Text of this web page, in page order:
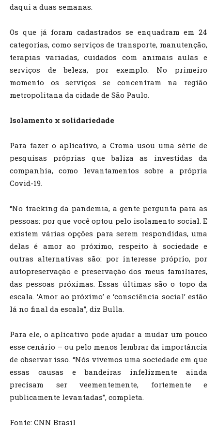
daqui a duas semanas.
Os que já foram cadastrados se enquadram em 24
categorias, como serviços de transporte, manutenção,
terapias variadas, cuidados com animais aulas e
serviços de beleza, por exemplo. No primeiro
momento os serviços se concentram na região
metropolitana da cidade de São Paulo.
Isolamento x solidariedade
Para fazer o aplicativo, a Croma usou uma série de
pesquisas próprias que baliza as investidas da
companhia, como levantamentos sobre a própria
Covid-19.
“No tracking da pandemia, a gente pergunta para as
pessoas: por que você optou pelo isolamento social. E
existem várias opções para serem respondidas, uma
delas é amor ao próximo, respeito à sociedade e
outras alternativas são: por interesse próprio, por
autopreservação e preservação dos meus familiares,
das pessoas próximas. Essas últimas são o topo da
escala. ‘Amor ao próximo’ e ‘consciência social’ estão
lá no final da escala”, diz Bulla.
Para ele, o aplicativo pode ajudar a mudar um pouco
esse cenário – ou pelo menos lembrar da importância
de observar isso. “Nós vivemos uma sociedade em que
essas causas e bandeiras infelizmente ainda
precisam ser veementemente, fortemente e
publicamente levantadas”, completa.
Fonte: CNN Brasil